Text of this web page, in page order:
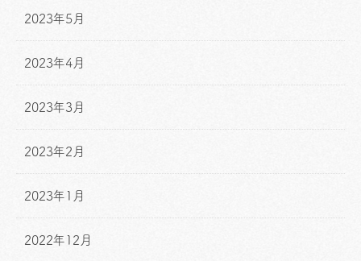
2023年5月
2023年4月
2023年3月
2023年2月
2023年1月
2022年12月